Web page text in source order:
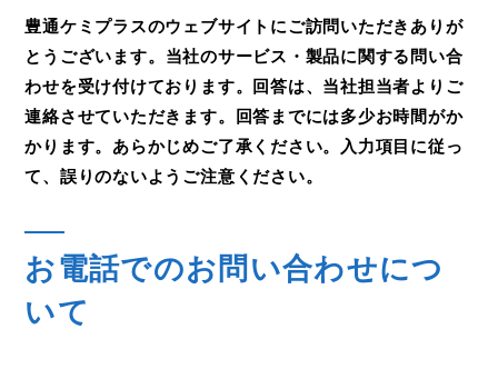
豊通ケミプラスのウェブサイトにご訪問いただきありが
とうございます。 当社のサービス・製品に関する問い合
わせを受け付けております。
回答は、当社担当者よりご
連絡させていただきます。回答までには多少お時間がか
かります。あらかじめご了承ください。
入力項目に従っ
て、誤りのないようご注意ください。
お電話でのお問い合わせにつ
いて